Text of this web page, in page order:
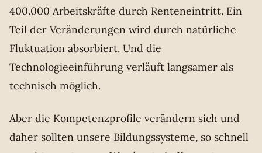
400.000 Arbeitskräfte durch Renteneintritt. Ein
Teil der Veränderungen wird durch natürliche
Fluktuation absorbiert. Und die
Technologieeinführung verläuft langsamer als
technisch möglich.
Aber die Kompetenzprofile verändern sich und
daher sollten unsere Bildungssysteme, so schnell